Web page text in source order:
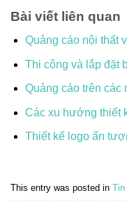
Bài viết liên quan
Quảng cáo nội thất
Thi công và lắp đặt
Quảng cáo trên các
Các xu hướng thiết
Thiết kế logo ấn
This entry was posted in